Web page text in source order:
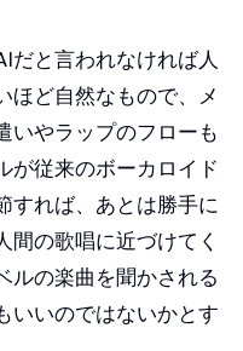
と言われなければ人
ほど自然なもので、メ
いやラップのフローも
が従来のボーカロイド
すれば、あとは勝手に
間の歌唱に近づけてく
ルの楽曲を聞かされる
いいのではないかとす